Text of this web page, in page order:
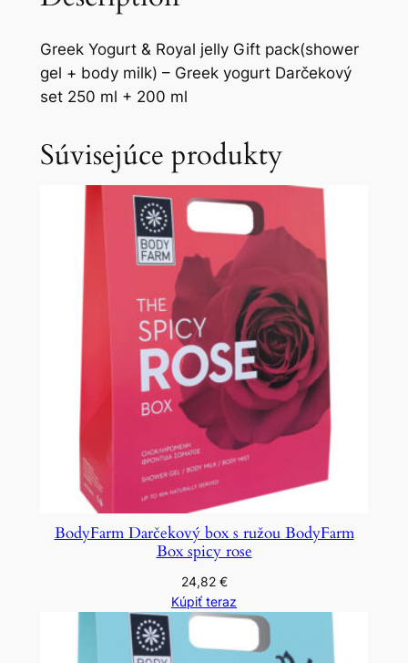
Greek Yogurt & Royal jelly Gift pack(shower
gel + body milk) – Greek yogurt Darčekový
set 250 ml + 200 ml
Súvisejúce produkty
BodyFarm Darčekový box s ružou BodyFarm
Box spicy rose
24,82 €
Kúpiť teraz